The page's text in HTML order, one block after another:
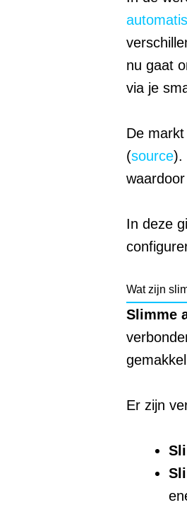
nu gaat
via je
De
(source).
In deze
Wat zijn
Slimme
Er zijn